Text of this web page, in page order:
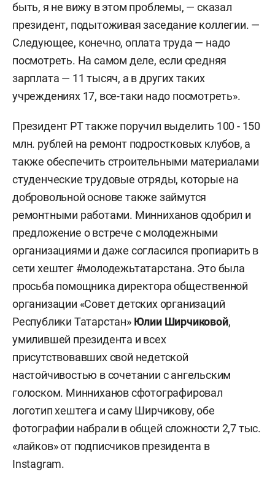
быть, я не вижу в этом проблемы, — сказал
президент, подытоживая заседание коллегии. —
Следующее, конечно, оплата труда — надо
посмотреть. На самом деле, если средняя
зарплата — 11 тысяч, а в других таких
учреждениях 17, все-таки надо посмотреть».
Президент РТ также поручил выделить 100 - 150
млн. рублей на ремонт подростковых клубов, а
также обеспечить строительными материалами
студенческие трудовые отряды, которые на
добровольной основе также займутся
ремонтными работами. Минниханов одобрил и
предложение о встрече с молодежными
организациями и даже согласился пропиарить в
сети хештег #молодежьтатарстана. Это была
просьба помощника директора общественной
организации «Совет детских организаций
Республики Татарстан» Юлии Ширчиковой,
умилившей президента и всех
присутствовавших свой недетской
настойчивостью в сочетании с ангельским
голоском. Минниханов сфотографировал
логотип хештега и саму Ширчикову, обе
фотографии набрали в общей сложности 2,7 тыс.
«лайков» от подписчиков президента в
Instagram.